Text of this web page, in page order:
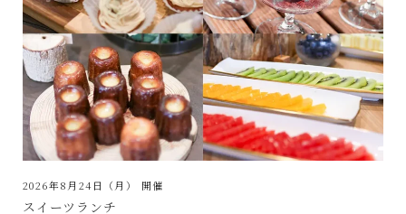
2026年8月24日（月） 開催
スイーツランチ